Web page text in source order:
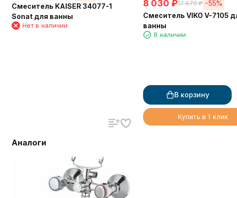
Смеситель KAISER 34077-1
Sonat для ванны
Нет в наличии
8 030 ₽17 670 ₽ -55%
Смеситель VIKO V-7105
ванны
В наличии
В корзину
Купить в 1 клик
Аналоги